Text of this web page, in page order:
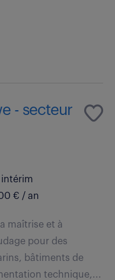
- secteur
intérim
€ / an
maîtrise et à
pour des
bâtiments de
technique,...